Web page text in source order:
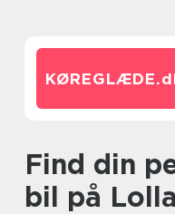
KØREGLÆDE.
Find din perfekte brugte
bil på